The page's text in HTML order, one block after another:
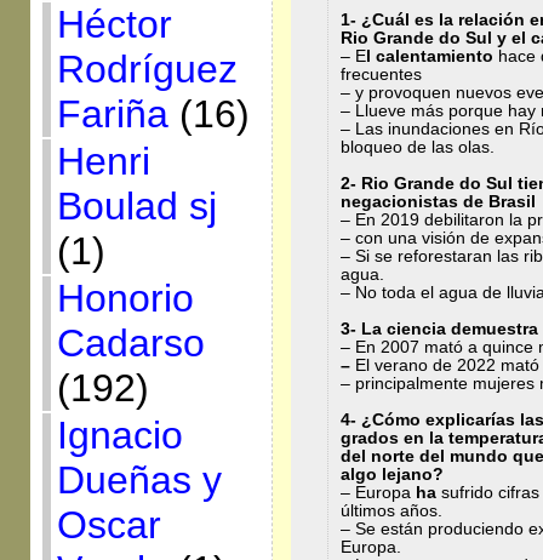
Héctor
Rodríguez
Fariña(16)
Henri
Boulad sj
(1)
Honorio
Cadarso
(192)
Ignacio
Dueñas y
Oscar
1- ¿Cuál es la relación
Rio Grande do Sul y el
– El calentamiento hace
frecuentes
– y provoquen nuevos
– Llueve más porque hay
– Las inundaciones en
bloqueo de las olas.
2- Rio Grande do Sul
negacionistas de Brasil
– En 2019 debilitaron la
– con una visión de
– Si se reforestaran las
agua.
– No toda el agua de
3- La ciencia
– En 2007 mató a quince
–El verano de 2022
– principalmente mujeres
4- ¿Cómo explicarías
grados en la
del norte del mundo
algo lejano?
– Europa hasufrido cifras
últimos años.
– Se están produciendo
Europa.